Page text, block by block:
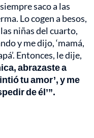
saco a las
Lo cogen a besos,
niñas del cuarto,
y me dijo, ‘mamá,
Entonces, le dije,
abrazaste a
tu amor’, y me
de él’”.